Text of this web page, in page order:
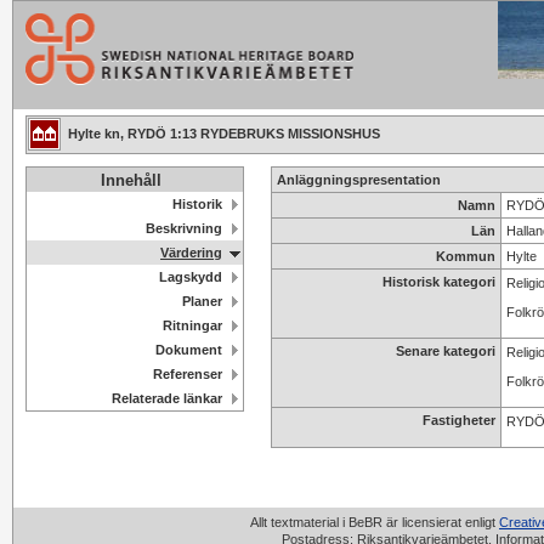
Hylte kn, RYDÖ 1:13 RYDEBRUKS MISSIONSHUS
Innehåll
Historik
Beskrivning
Värdering
Lagskydd
Planer
Ritningar
Dokument
Referenser
Relaterade länkar
Anläggningspresentation
Namn
Län
Kommun
Hylte
Historisk kategori
Senare kategori
Fastigheter
Allt textmaterial i BeBR är licensierat enligt
Postadress: Riksantikvarieämbetet,